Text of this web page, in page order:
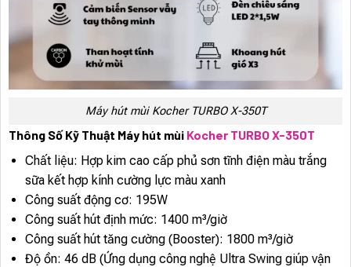
Máy hút mùi Kocher TURBO X-350T
Thông Số Kỹ Thuật Máy hút mùi Kocher TURBO X-350T
Chất liệu: Hợp kim cao cấp phủ sơn tĩnh điện màu trắng
sữa kết hợp kính cường lực màu xanh
Công suất động cơ: 195W
Công suất hút định mức: 1400 m³/giờ
Công suất hút tăng cường (Booster): 1800 m³/giờ
Độ ồn: 46 dB (Ứng dụng công nghệ Ultra Swing giúp vận